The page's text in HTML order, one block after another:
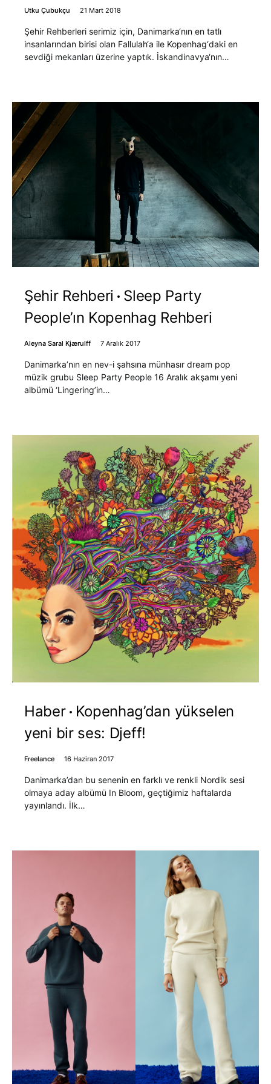
Utku Çubukçu 21 Mart 2018
Şehir Rehberleri serimiz için, Danimarka‘nın en tatlı
insanlarından birisi olan Fallulah‘a ile Kopenhag‘daki en
sevdiği mekanları üzerine yaptık. İskandinavya‘nın…
Şehir Rehberi
Sleep Party
People’ın Kopenhag Rehberi
Aleyna Saral Kjærulff 7 Aralık 2017
Danimarka’nın en nev-i şahsına münhasır dream pop
müzik grubu Sleep Party People 16 Aralık akşamı yeni
albümü ‘Lingering’in…
Haber
Kopenhag’dan yükselen
yeni bir ses: Djeff!
Freelance 16 Haziran 2017
Danimarka’dan bu senenin en farklı ve renkli Nordik sesi
olmaya aday albümü In Bloom, geçtiğimiz haftalarda
yayınlandı. İlk…